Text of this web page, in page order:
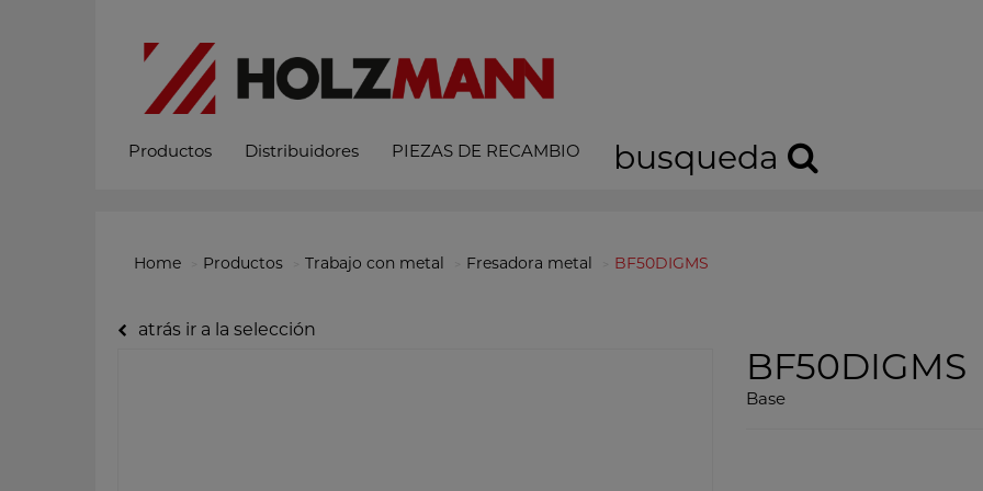
Productos Distribuidores PIEZAS DE RECAMBIO busqueda
Home Productos Trabajo con metal Fresadora metal BF50DIGMS
atrás ir a la selección
BF50DIGMS
Base